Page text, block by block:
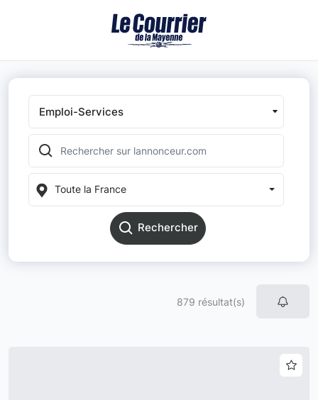
Emploi-Services
Toute la France
Rechercher
879 résultat(s)